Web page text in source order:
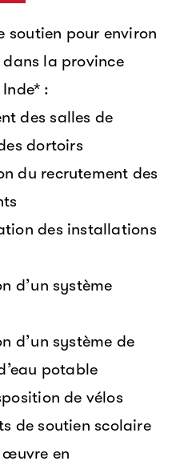
soutien pour environ
la province
:
des salles de
dortoirs
du recrutement des
des installations
d’un système
d’un système de
potable
de vélos
de soutien scolaire
œuvre en